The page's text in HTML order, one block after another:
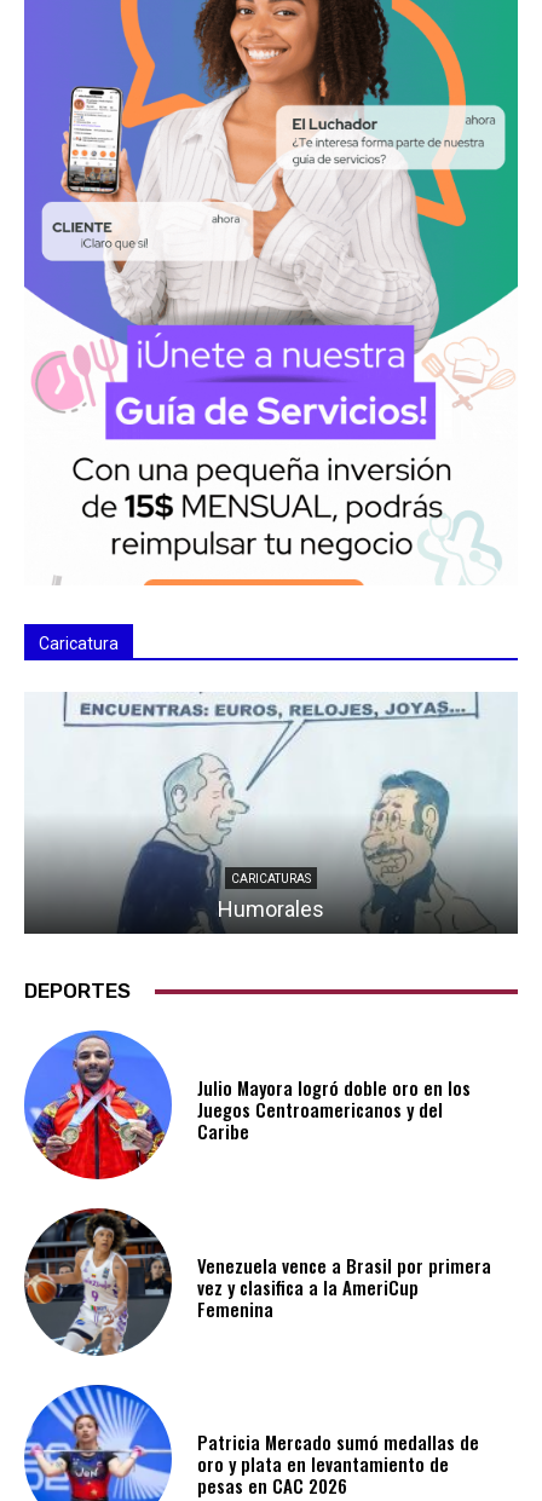
Caricatura
CARICATURAS
Humorales
DEPORTES
Julio Mayora logró doble oro en los
Juegos Centroamericanos y del
Caribe
Venezuela vence a Brasil por primera
vez y clasifica a la AmeriCup
Femenina​
Patricia Mercado sumó medallas de
oro y plata en levantamiento de
pesas en CAC 2026